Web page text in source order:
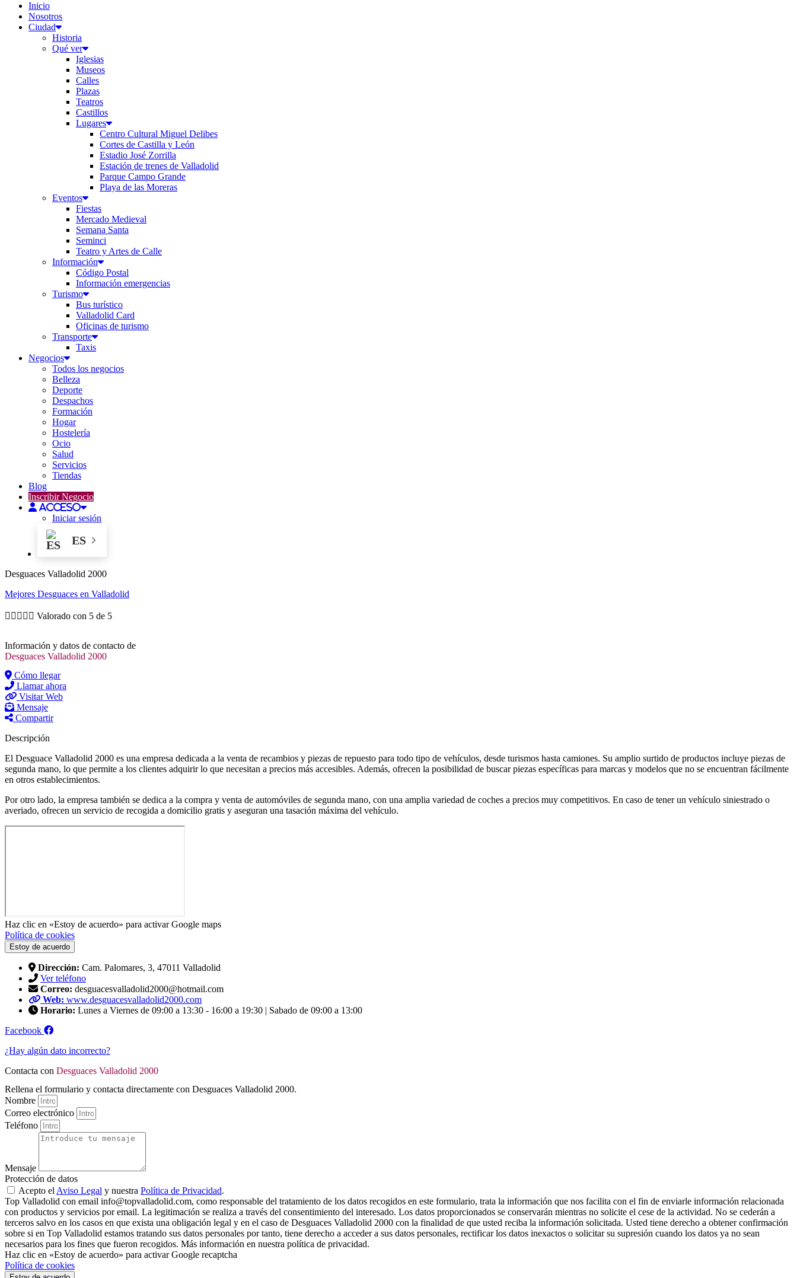
Inicio
Nosotros
Ciudad
Historia
Qué ver
Iglesias
Museos
Calles
Plazas
Teatros
Castillos
Lugares
Centro Cultural Miguel Delibes
Cortes de Castilla y León
Estadio José Zorrilla
Estación de trenes de Valladolid
Parque Campo Grande
Playa de las Moreras
Eventos
Fiestas
Mercado Medieval
Semana Santa
Seminci
Teatro y Artes de Calle
Información
Código Postal
Información emergencias
Turismo
Bus turístico
Valladolid Card
Oficinas de turismo
Transporte
Taxis
Negocios
Todos los negocios
Belleza
Deporte
Despachos
Formación
Hogar
Hostelería
Ocio
Salud
Servicios
Tiendas
Blog
Inscribir Negocio
Acceso
Iniciar sesión
ES
Desguaces Valladolid 2000
Mejores Desguaces en Valladolid
     Valorado con 5 de 5
Información y datos de contacto de
Desguaces Valladolid 2000
Cómo llegar
Llamar ahora
Visitar Web
Mensaje
Compartir
Descripción
El Desguace Valladolid 2000 es una empresa dedicada a la venta de recambios y piezas de repuesto para todo tipo de vehículos, desde turismos hasta camiones. Su amplio surtido de productos incluye piezas de
segunda mano, lo que permite a los clientes adquirir lo que necesitan a precios más accesibles. Además, ofrecen la posibilidad de buscar piezas específicas para marcas y modelos que no se encuentran fácilmente
en otros establecimientos.
Por otro lado, la empresa también se dedica a la compra y venta de automóviles de segunda mano, con una amplia variedad de coches a precios muy competitivos. En caso de tener un vehículo siniestrado o
averiado, ofrecen un servicio de recogida a domicilio gratis y aseguran una tasación máxima del vehículo.
Haz clic en «Estoy de acuerdo» para activar Google maps
Política de cookies
Estoy de acuerdo
Dirección: Cam. Palomares, 3, 47011 Valladolid
Ver teléfono
Correo: desguacesvalladolid2000@hotmail.com
Web: www.desguacesvalladolid2000.com
Horario: Lunes a Viernes de 09:00 a 13:30 - 16:00 a 19:30 | Sabado de 09:00 a 13:00
Facebook
¿Hay algún dato incorrecto?
Contacta con Desguaces Valladolid 2000
Rellena el formulario y contacta directamente con Desguaces Valladolid 2000.
Nombre
Correo electrónico
Teléfono
Mensaje
Protección de datos
Acepto el Aviso Legal y nuestra Política de Privacidad.
Top Valladolid con email info@topvalladolid.com, como responsable del tratamiento de los datos recogidos en este formulario, trata la información que nos facilita con el fin de enviarle información relacionada
con productos y servicios por email. La legitimación se realiza a través del consentimiento del interesado. Los datos proporcionados se conservarán mientras no solicite el cese de la actividad. No se cederán a
terceros salvo en los casos en que exista una obligación legal y en el caso de Desguaces Valladolid 2000 con la finalidad de que usted reciba la información solicitada. Usted tiene derecho a obtener confirmación
sobre si en Top Valladolid estamos tratando sus datos personales por tanto, tiene derecho a acceder a sus datos personales, rectificar los datos inexactos o solicitar su supresión cuando los datos ya no sean
necesarios para los fines que fueron recogidos. Más información en nuestra política de privacidad.
Haz clic en «Estoy de acuerdo» para activar Google recaptcha
Política de cookies